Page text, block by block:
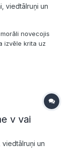
viedtālruņi un
novecojis
izvēle krita uz
plīsa pie
v vai
viedtālruņi un